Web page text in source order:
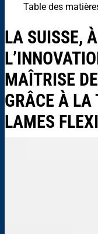
Table des
LA SUISSE,
MAÎTRISE
GRÂCE À LA
LAMES